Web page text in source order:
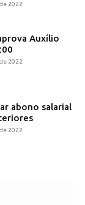
2022
Auxílio
2022
abono salarial
2022